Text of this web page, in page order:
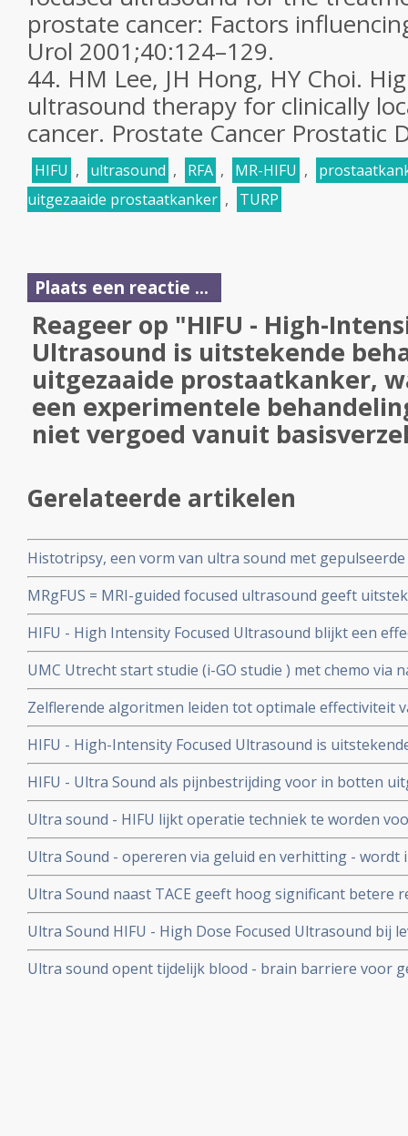
prostate cancer: Factors
Urol 2001;40:124–129.
44. HM Lee, JH Hong, HY Choi.
ultrasound therapy for clinically
cancer. Prostate Cancer Prostatic
HIFU , ultrasound , RFA , MR-HIFU ,
uitgezaaide prostaatkanker , TURP
Plaats een reactie ...
Reageer op "HIFU - High-
Ultrasound is uitstekende
uitgezaaide prostaatkanker,
een experimentele
niet vergoed vanuit
Gerelateerde artikelen
Histotripsy, een vorm van ultra sound met
blijkt uitstekende, veilige en niet invasieve techniek
daarbij gezond weefsel sparend
MRgFUS = MRI-guided focused ultrasound geeft
bottumoren vanuit verschillende vormen van kanker,
hersentumoren en essentiele Tremor
HIFU - High Intensity Focused Ultrasound blijkt een
alvleesklierkanker. HIFU gebruikt gerichte hitte om
vernietigen, en er is minimale schade aan het lichaam.
UMC Utrecht start studie (i-GO studie ) met chemo via
borstkankerpatienten
Zelflerende algoritmen leiden tot optimale effectiviteit
opgewekte hyperthermie bij kwaadaardige tumoren,
proefschrift
HIFU - High-Intensity Focused Ultrasound is
uitgezaaide prostaatkanker, waarom blijft dit een
wordt HIFU niet vergoed vanuit basisverzekering?
HIFU - Ultra Sound als pijnbestrijding voor in botten
UMC Utrecht
Ultra sound - HIFU lijkt operatie techniek te worden
HIFU apparaat is afgelopen jaren met succes gebruikt
meer informatie hoe HIFU - High Focused Ultra Sound
Ultra Sound - opereren via geluid en verhitting - wordt
borstkanker in het UMC - Utrecht
Ultra Sound naast TACE geeft hoog significant betere
levertumoren met een gemiddelde grootte van 10,4 cm.
gerandomiseerde studies bij totaal 200 patiënten met
Ultra Sound HIFU - High Dose Focused Ultrasound bij
blijkt een veilig en met een beter resultaat, significant
voeren behandeling.
Ultra sound opent tijdelijk blood - brain barriere voor